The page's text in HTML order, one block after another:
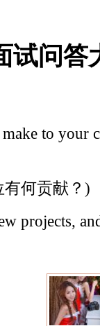
试问答
to your
何贡献？)